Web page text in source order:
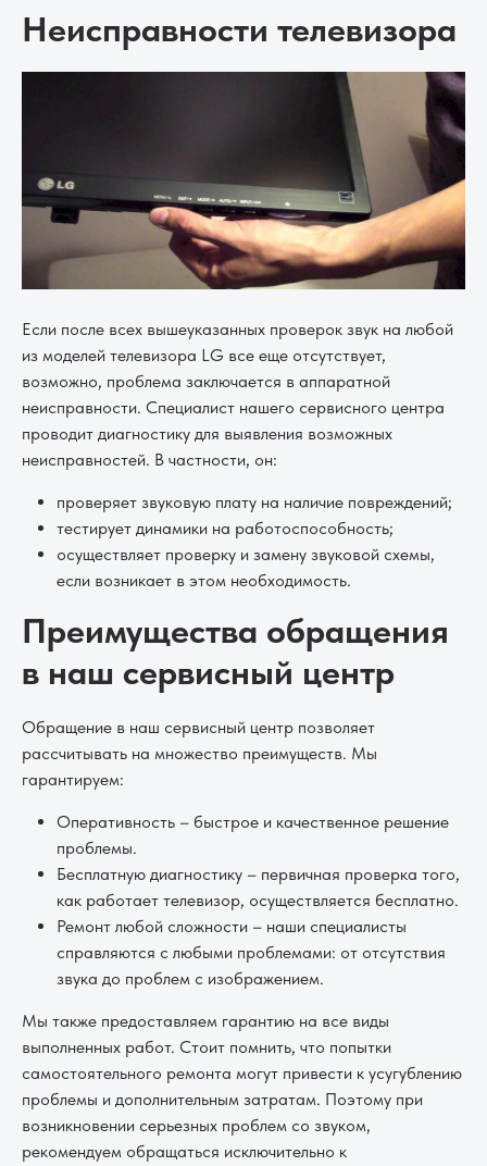
Неисправности телевизора
Если после всех вышеуказанных проверок звук на любой
из моделей телевизора LG все еще отсутствует,
возможно, проблема заключается в аппаратной
неисправности. Специалист нашего сервисного центра
проводит диагностику для выявления возможных
неисправностей. В частности, он:
проверяет звуковую плату на наличие повреждений;
тестирует динамики на работоспособность;
осуществляет проверку и замену звуковой схемы,
если возникает в этом необходимость.
Преимущества обращения
в наш сервисный центр
Обращение в наш сервисный центр позволяет
рассчитывать на множество преимуществ. Мы
гарантируем:
Оперативность – быстрое и качественное решение
проблемы.
Бесплатную диагностику – первичная проверка того,
как работает телевизор, осуществляется бесплатно.
Ремонт любой сложности – наши специалисты
справляются с любыми проблемами: от отсутствия
звука до проблем с изображением.
Мы также предоставляем гарантию на все виды
выполненных работ. Стоит помнить, что попытки
самостоятельного ремонта могут привести к усугублению
проблемы и дополнительным затратам. Поэтому при
возникновении серьезных проблем со звуком,
рекомендуем обращаться исключительно к